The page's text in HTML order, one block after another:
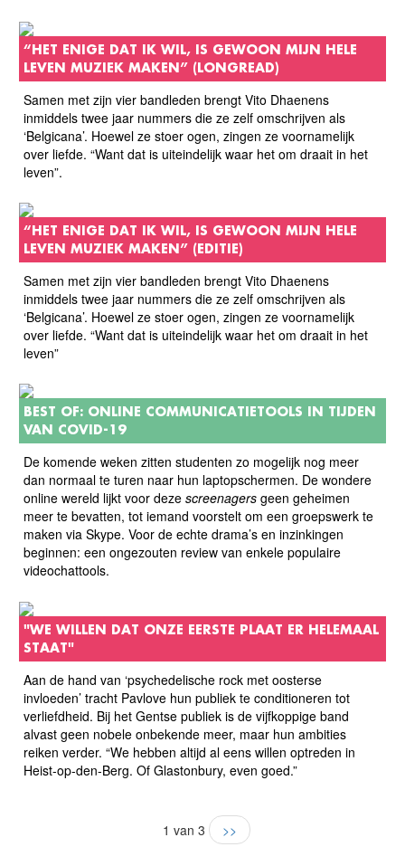
“HET ENIGE DAT IK WIL, IS GEWOON MIJN HELE
LEVEN MUZIEK MAKEN” (LONGREAD)
Samen met zijn vier bandleden brengt Vito Dhaenens
inmiddels twee jaar nummers die ze zelf omschrijven als
‘Belgicana’. Hoewel ze stoer ogen, zingen ze voornamelijk
over liefde. “Want dat is uiteindelijk waar het om draait in het
leven”.
“HET ENIGE DAT IK WIL, IS GEWOON MIJN HELE
LEVEN MUZIEK MAKEN” (EDITIE)
Samen met zijn vier bandleden brengt Vito Dhaenens
inmiddels twee jaar nummers die ze zelf omschrijven als
‘Belgicana’. Hoewel ze stoer ogen, zingen ze voornamelijk
over liefde. “Want dat is uiteindelijk waar het om draait in het
leven”
BEST OF: ONLINE COMMUNICATIETOOLS IN TIJDEN
VAN COVID-19
De komende weken zitten studenten zo mogelijk nog meer
dan normaal te turen naar hun laptopschermen. De wondere
online wereld lijkt voor deze screenagers geen geheimen
meer te bevatten, tot iemand voorstelt om een groepswerk te
maken via Skype. Voor de echte drama’s en inzinkingen
beginnen: een ongezouten review van enkele populaire
videochattools.
"WE WILLEN DAT ONZE EERSTE PLAAT ER HELEMAAL
STAAT"
Aan de hand van ‘psychedelische rock met oosterse
invloeden’ tracht Pavlove hun publiek te conditioneren tot
verliefdheid. Bij het Gentse publiek is de vijfkoppige band
alvast geen nobele onbekende meer, maar hun ambities
reiken verder. “We hebben altijd al eens willen optreden in
Heist-op-den-Berg. Of Glastonbury, even goed.”
1 van 3 >>